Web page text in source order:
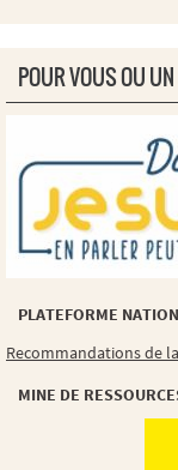
POUR VOUS OU
PLATEFORME
Recommandations de
MINE DE